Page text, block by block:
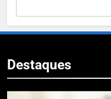
Destaques